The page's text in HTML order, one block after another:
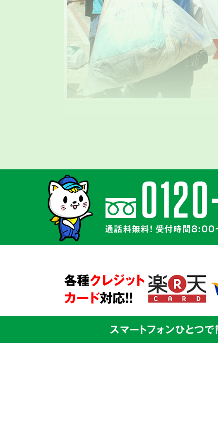
親切丁寧な対応
ゴミ屋敷はご本人様の精神的な問題
かかわるものです。そのため私たち
だけでなく、お客様の心に寄り添う
サービスを心がけています。
ご本人様からのご依頼も、ご家族の
問題解決に向けて全面的にサポート
03
通話料無料! 受付時間8:00
各種クレジット
カード対応!!
スマートフォンひとつ